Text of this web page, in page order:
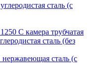
сталь (с
С камера трубчатая
сталь (без
сталь (с